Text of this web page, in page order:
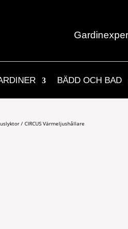
BÄDD OCH BAD
/ CIRCUS Värmeljushållare